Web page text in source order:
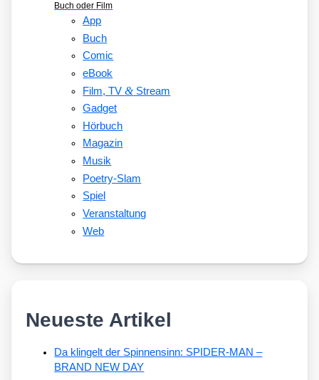
Buch oder Film
App
Buch
Comic
eBook
Film, TV&Stream
Gadget
Hörbuch
Magazin
Musik
Poetry-Slam
Spiel
Veranstaltung
Web
Neueste Artikel
Da klingelt der Spinnensinn: SPIDER-MAN –
BRAND NEW DAY